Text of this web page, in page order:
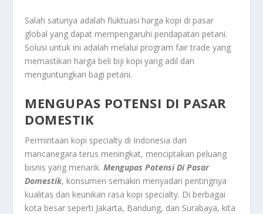
Salah satunya adalah fluktuasi harga kopi di pasar
global yang dapat mempengaruhi pendapatan petani.
Solusi untuk ini adalah melalui program fair trade yang
memastikan harga beli biji kopi yang adil dan
menguntungkan bagi petani.
MENGUPAS POTENSI DI PASAR
DOMESTIK
Permintaan kopi specialty di Indonesia dan
mancanegara terus meningkat, menciptakan peluang
bisnis yang menarik.Mengupas Potensi Di Pasar
Domestik, konsumen semakin menyadari pentingnya
kualitas dan keunikan rasa kopi specialty. Di berbagai
kota besar seperti Jakarta, Bandung, dan Surabaya, kita